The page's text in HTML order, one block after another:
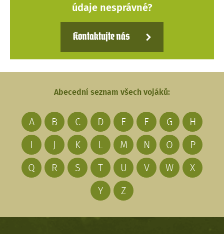
údaje nesprávné?
Kontaktujte nás
Abecední seznam všech vojáků:
A B C D E F G
H
I
J K L M N O
P
Q
R S T U V W
X
Y
Z